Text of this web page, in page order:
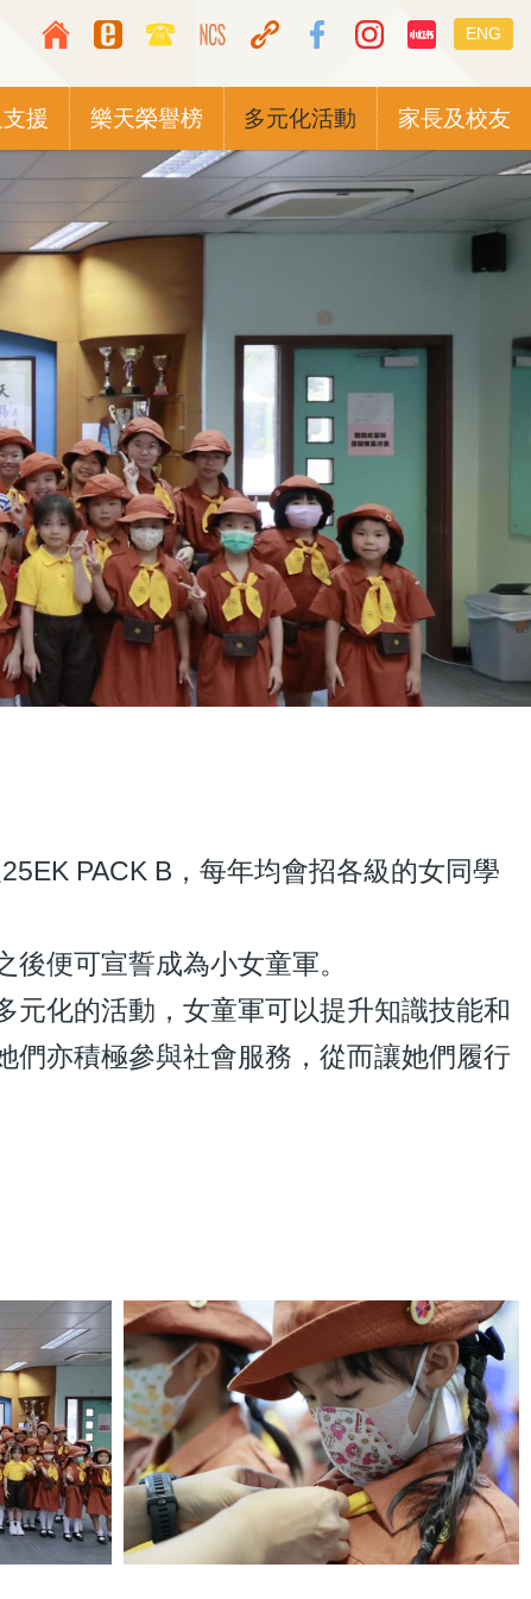
Top
Media
Icon
Button
switcher
ENG
援 樂天榮譽榜 多元化活動 家長及校友
PACK B，每年均會招各級的女同學
便可宣誓成為小女童軍。
元化的活動，女童軍可以提升知識技能和
們亦積極參與社會服務，從而讓她們履行